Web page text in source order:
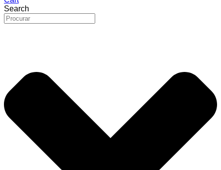
Search